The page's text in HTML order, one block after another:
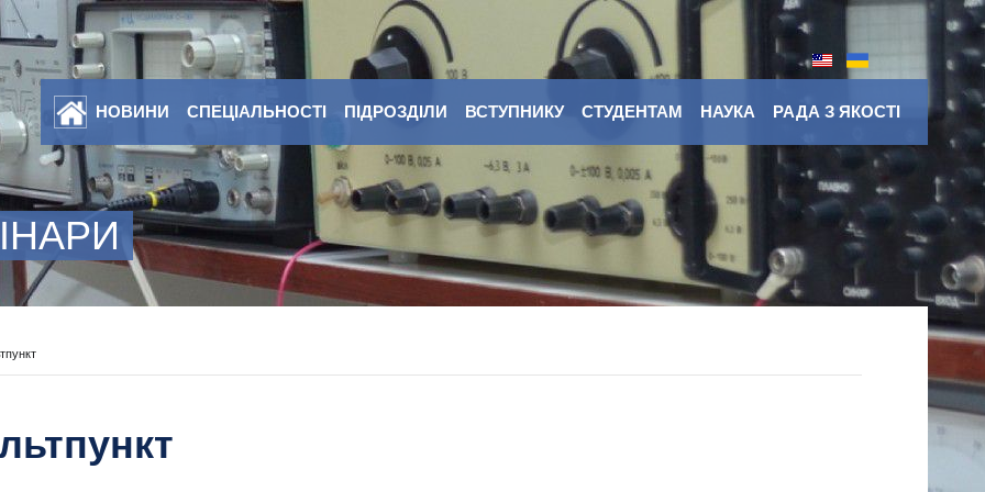
НОВИНИ СПЕЦІАЛЬНОСТІ ПІДРОЗДІЛИ ВСТУПНИКУ СТУДЕНТАМ НАУКА РАДА З ЯКОСТІ